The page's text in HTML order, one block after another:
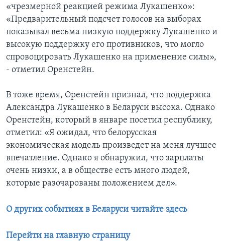
«чрезмерной реакцией режима Лукашенко»:
«Предварительный подсчет голосов на выборах
показывал весьма низкую поддержку Лукашенко и
высокую поддержку его противников, что могло
спровоцировать Лукашенко на применение силы»,
- отметил Оренстейн.
В тоже время, Оренстейн признал, что поддержка
Александра Лукашенко в Беларуси высока. Однако
Оренстейн, который в январе посетил республику,
отметил: «Я ожидал, что белорусская
экономическая модель произведет на меня лучшее
впечатление. Однако я обнаружил, что зарплаты
очень низки, а в обществе есть много людей,
которые разочарованы положением дел».
О других событиях в Беларуси читайте здесь
Перейти на главную страницу